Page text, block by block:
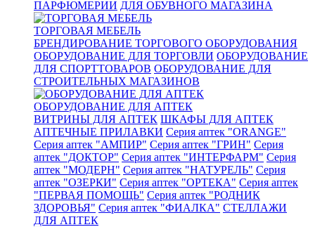
ПАРФЮМЕРИИ ДЛЯ ОБУВНОГО МАГАЗИНА
ТОРГОВАЯ МЕБЕЛЬ
БРЕНДИРОВАНИЕ ТОРГОВОГО ОБОРУДОВАНИЯ
ОБОРУДОВАНИЕ ДЛЯ ТОРГОВЛИ ОБОРУДОВАНИЕ
ДЛЯ СПОРТТОВАРОВ ОБОРУДОВАНИЕ ДЛЯ
СТРОИТЕЛЬНЫХ МАГАЗИНОВ
ОБОРУДОВАНИЕ ДЛЯ АПТЕК
ВИТРИНЫ ДЛЯ АПТЕК ШКАФЫ ДЛЯ АПТЕК
АПТЕЧНЫЕ ПРИЛАВКИ Серия аптек "ORANGE"
Серия аптек "АМПИР" Серия аптек "ГРИН" Серия
аптек "ДОКТОР" Серия аптек "ИНТЕРФАРМ" Серия
аптек "МОДЕРН" Серия аптек "НАТУРЕЛЬ" Серия
аптек "ОЗЕРКИ" Серия аптек "ОРТЕКА" Серия аптек
"ПЕРВАЯ ПОМОЩЬ" Серия аптек "РОДНИК
ЗДОРОВЬЯ" Серия аптек "ФИАЛКА" СТЕЛЛАЖИ
ДЛЯ АПТЕК